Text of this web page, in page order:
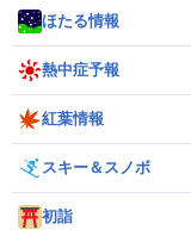
ほたる情報
熱中症予報
紅葉情報
スキー＆スノボ
初詣